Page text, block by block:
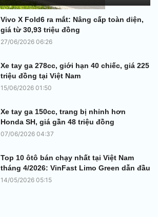
Vivo X Fold6 ra mắt: Nâng cấp toàn diện,
giá từ 30,93 triệu đồng
27/06/2026 06:26
Xe tay ga 278cc, giới hạn 40 chiếc, giá 225
triệu đồng tại Việt Nam
15/06/2026 01:50
Xe tay ga 150cc, trang bị nhỉnh hơn
Honda SH, giá gần 48 triệu đồng
07/06/2026 04:37
Top 10 ôtô bán chạy nhất tại Việt Nam
tháng 4/2026: VinFast Limo Green dẫn đầu
14/05/2026 05:15